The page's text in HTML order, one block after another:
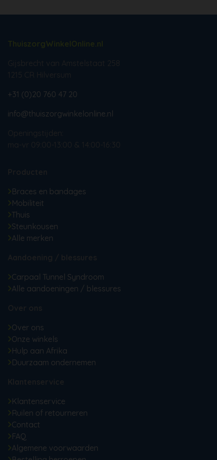
+31 (0)20 760 47 20
info@thuiszorgwinkelonline.nl
Braces en bandages
Mobiliteit
Thuis
Steunkousen
Alle merken
Carpaal Tunnel Syndroom
Alle aandoeningen / blessures
Over ons
Onze winkels
Hulp aan Afrika
Duurzaam ondernemen
Klantenservice
Ruilen of retourneren
Contact
FAQ
Algemene voorwaarden